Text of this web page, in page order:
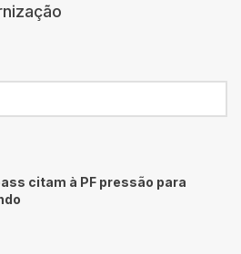
citam à PF pressão para